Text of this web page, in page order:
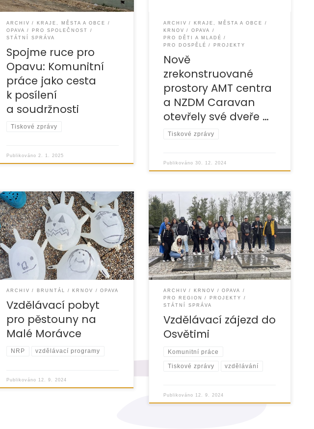
ARCHIV
KRAJE, MĚSTA A OBCE
OPAVA
PRO SPOLEČNOST
STÁTNÍ SPRÁVA
Spojme ruce pro
Opavu: Komunitní
práce jako cesta
k posílení
a soudržnosti
Tiskové zprávy
Publikováno 2. 1. 2025
ARCHIV
KRAJE, MĚSTA A OBCE
KRNOV
OPAVA
PRO DĚTI A MLADÉ
PRO DOSPĚLÉ
PROJEKTY
Nově
zrekonstruované
prostory AMT centra
a NZDM Caravan
otevřely své dveře …
Tiskové zprávy
Publikováno30. 12. 2024
Během prvního zářiového víkendu od
6. 9. do 8.9.2024 proběhl pobyt pro
pěstouny a jejich rodiny v areálu
Horského hotelu Brans v Malé
Morávce. Na
ARCHIV BRUNTÁL KRNOV OPAVA
Vzdělávací pobyt
pro pěstouny na
Malé Morávce
NRP vzdělávací programy
Publikováno 12. 9. 2024
Dne 9. září 2024 jsme uspořádali
dlouho plánovaný vzdělávací zájezd
do koncentračního tábora Auschwitz
v Osvětimi. Cílem této významné
akce bylo podpořit
ARCHIV KRNOV
OPAVA
PRO REGION
PROJEKTY
STÁTNÍ SPRÁVA
Vzdělávací zájezd do
Osvětimi
Komunitní práce
Tiskové zprávy vzdělávání
Publikováno 12. 9. 2024